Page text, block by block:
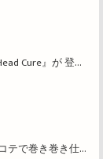
新しいスパメニュー『Eral Head Cure』が 登場！姫路市の美容院BEREA(ベレア)はお客様のキレイを叶える美容室／ヘアサロン
今回はカットだけなので、コテで巻き巻き仕上げ！姫路市の美容院BEREA(ベレア)はお客様のキレイを叶える美容室／ヘアサロン